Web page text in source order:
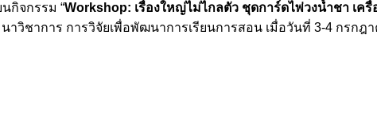
กิจกรรม “Workshop: เรื่องใหญ่ไม่ไกลตัว ชุดการ์ดไพ่วงน้ำชา เค
าวิชาการ การวิจัยเพื่อพัฒนาการเรียนการสอน เมื่อวันที่ 3-4 กรก